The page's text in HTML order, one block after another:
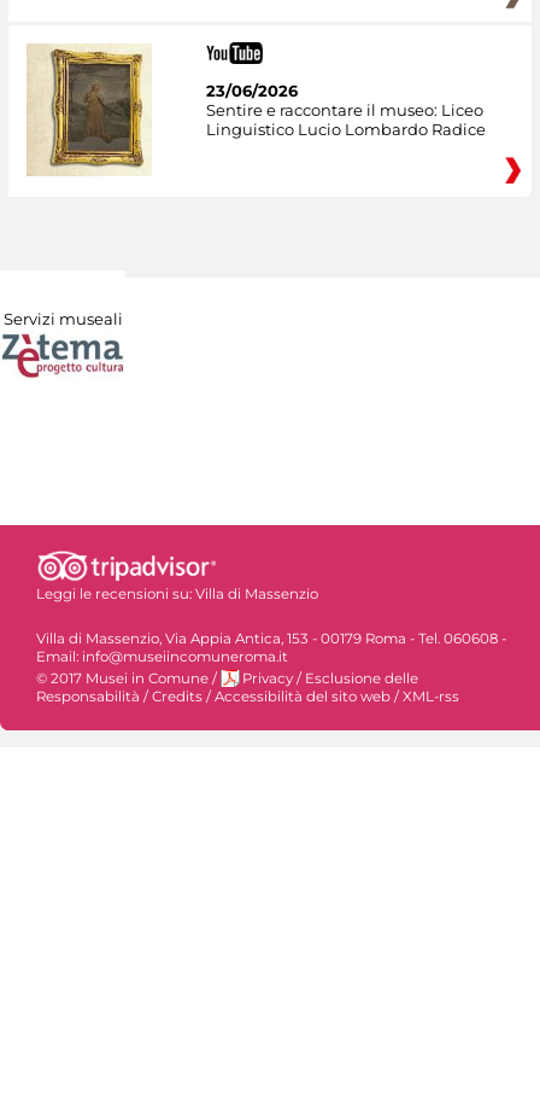
23/06/2026
Sentire e raccontare il museo: Liceo
Linguistico Lucio Lombardo Radice
Servizi museali
Leggi le recensioni su: Villa di Massenzio
Villa di Massenzio, Via Appia Antica, 153 - 00179 Roma - Tel. 060608 -
Email: info@museiincomuneroma.it
© 2017 Musei in Comune / Privacy / Esclusione delle
Responsabilità /Credits /Accessibilità del sito web /XML-rss